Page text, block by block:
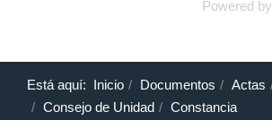
Powered by
Está aquí: Inicio Documentos Actas
Consejo de Unidad
Constancia